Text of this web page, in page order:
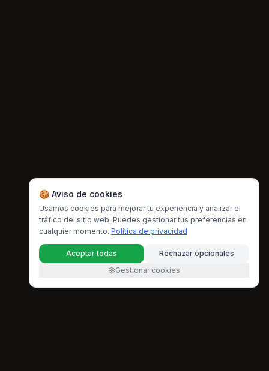
🍪 Aviso de cookies
Usamos cookies para mejorar tu experiencia y analizar el
tráfico del sitio web. Puedes gestionar tus preferencias en
cualquier momento. Política de privacidad
Aceptar todas
Rechazar opcionales
Gestionar cookies